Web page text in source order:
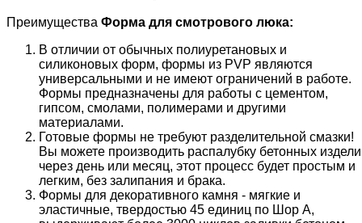
Преимущества Форма для смотрового люка:
В отличии от обычных полиуретановых и
силиконовых форм, формы из PVP являются
универсальными и не имеют ограничений в работе.
Формы предназначены для работы с цементом,
гипсом, смолами, полимерами и другими
материалами.
Готовые формы не требуют разделительной смазки!
Вы можете производить распалубку бетонных
через день или месяц, этот процесс будет простым и
легким, без залипания и брака.
Формы для декоративного камня - мягкие и
эластичные, твердостью 45 единиц по Шор А,